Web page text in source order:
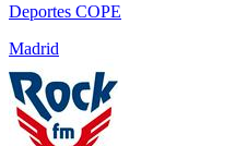
Deportes COPE
Madrid